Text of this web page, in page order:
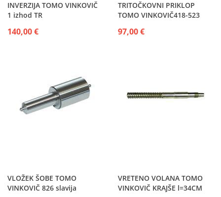
INVERZIJA TOMO VINKOVIČ
1 izhod TR
140,00 €
TRITOČKOVNI PRIKLOP
TOMO VINKOVIČ418-523
97,00 €
VLOŽEK ŠOBE TOMO
VINKOVIČ 826 slavija
VRETENO VOLANA TOMO
VINKOVIČ KRAJŠE l=34CM